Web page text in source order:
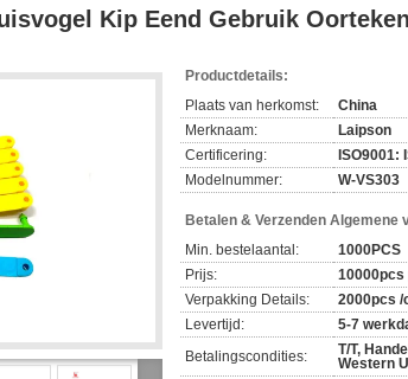
Kip Eend Gebruik
Productdetails:
Plaats van herkomst:
China
Merknaam:
Laipson
Certificering:
ISO9001:
Modelnummer:
W-VS303
Betalen & Verzenden Algemene
Min. bestelaantal:
1000PCS
Prijs:
10000pcs
Verpakking Details:
2000pcs /
Levertijd:
5-7
Betalingscondities:
T/T,
Western